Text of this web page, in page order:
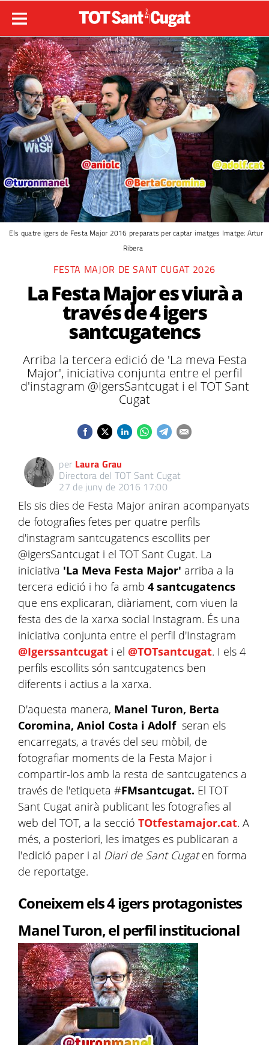
Els quatre igers de Festa Major 2016 preparats per captar imatges Imatge: Artur
Ribera
FESTA MAJOR DE SANT CUGAT 2026
La Festa Major es viurà a
través de 4 igers
santcugatencs
Arriba la tercera edició de 'La meva Festa
Major', iniciativa conjunta entre el perfil
d'instagram @IgersSantcugat i el TOT Sant
Cugat
per Laura Grau
Directora del TOT Sant Cugat
27 de juny de 2016 17:00
Els sis dies de Festa Major aniran acompanyats
de fotografies fetes per quatre perfils
d'instagram santcugatencs escollits per
@igersSantcugat i el TOT Sant Cugat. La
iniciativa 'La Meva Festa Major' arriba a la
tercera edició i ho fa amb 4 santcugatencs
que ens explicaran, diàriament, com viuen la
festa des de la xarxa social Instagram. És una
iniciativa conjunta entre el perfil d'Instagram
@Igerssantcugat i el @TOTsantcugat. I els 4
perfils escollits són santcugatencs ben
diferents i actius a la xarxa.
D'aquesta manera, Manel Turon, Berta
Coromina, Aniol Costa i Adolf seran els
encarregats, a través del seu mòbil, de
fotografiar moments de la Festa Major i
compartir-los amb la resta de santcugatencs a
través de l'etiqueta #FMsantcugat. El TOT
Sant Cugat anirà publicant les fotografies al
web del TOT, a la secció TOtfestamajor.cat. A
més, a posteriori, les imatges es publicaran a
l'edició paper i al Diari de Sant Cugaten forma
de reportatge.
Coneixem els 4 igers protagonistes
Manel Turon, el perfil institucional